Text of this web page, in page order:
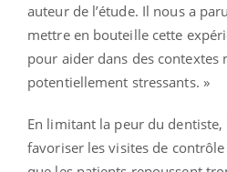
auteur de l’étude. Il nous a
mettre en bouteille cette
pour aider dans des contextes
potentiellement stressants. »
En limitant la peur du
favoriser les visites de